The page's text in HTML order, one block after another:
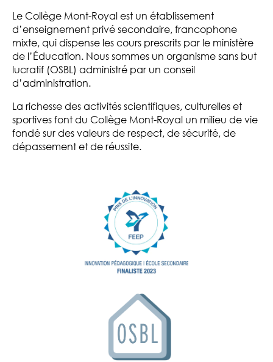
Le Collège Mont-Royal est un établissement
d’enseignement privé secondaire, francophone
mixte, qui dispense les cours prescrits par le ministère
de l’Éducation. Nous sommes un organisme sans but
lucratif (OSBL) administré par un conseil
d’administration.
La richesse des activités scientifiques, culturelles et
sportives font du Collège Mont-Royal un milieu de vie
fondé sur des valeurs de respect, de sécurité, de
dépassement et de réussite.